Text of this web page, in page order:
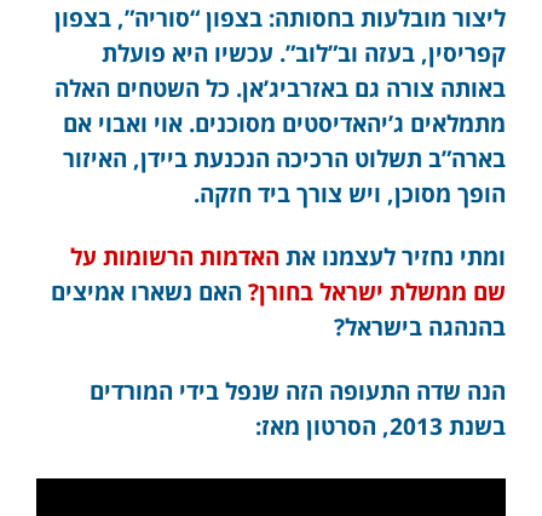
ליצור מובלעות בחסותה: בצפון “סוריה”, בצפון
קפריסין, בעזה וב”לוב”. עכשיו היא פועלת
באותה צורה גם באזרביג’אן. כל השטחים האלה
מתמלאים ג’יהאדיסטים מסוכנים. אוי ואבוי אם
בארה”ב תשלוט הרכיכה הנכנעת ביידן, האיזור
הופך מסוכן, ויש צורך ביד חזקה.
ומתי נחזיר לעצמנו את האדמות הרשומות על
שם ממשלת ישראל בחורן? האם נשארו אמיצים
בהנהגה בישראל?
הנה שדה התעופה הזה שנפל בידי המורדים
בשנת 2013, הסרטון מאז: